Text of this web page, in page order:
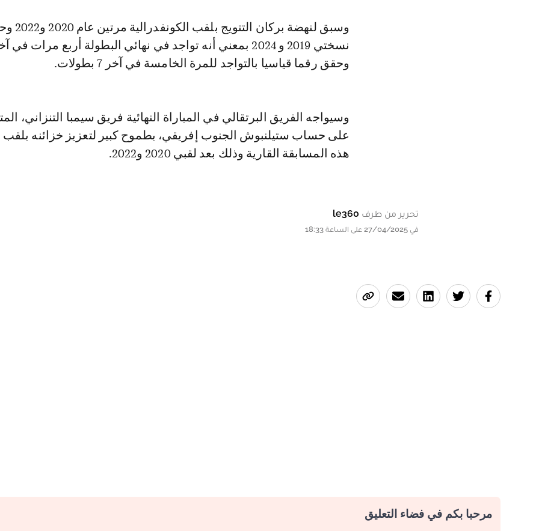
وسبق لنهضة
وحقق رقما قياسيا بالتواجد للمرة الخامسة في آخر 7 بطولات.
وسيواجه الفريق البرتقالي في المباراة النهائية فريق سيمبا التنزاني،
على حساب ستيلنبوش الجنوب إفريقي، بطموح كبير لتعزيز خزائنه
هذه المسابقة القارية وذلك بعد لقبي 2020 و2022.
تحرير من طرف le360
في 27/04/2025 على الساعة 18:33
مرحبا بكم في فضاء التعليق